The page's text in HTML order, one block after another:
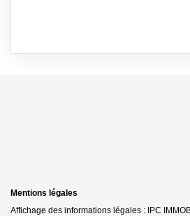
Mentions légales
Affichage des informations légales : IPC